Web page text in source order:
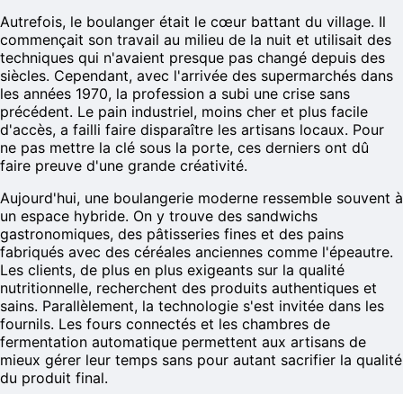
Autrefois, le boulanger était le cœur battant du village. Il
commençait son travail au milieu de la nuit et utilisait des
techniques qui n'avaient presque pas changé depuis des
siècles. Cependant, avec l'arrivée des supermarchés dans
les années 1970, la profession a subi une crise sans
précédent. Le pain industriel, moins cher et plus facile
d'accès, a failli faire disparaître les artisans locaux. Pour
ne pas mettre la clé sous la porte, ces derniers ont dû
faire preuve d'une grande créativité.
Aujourd'hui, une boulangerie moderne ressemble souvent à
un espace hybride. On y trouve des sandwichs
gastronomiques, des pâtisseries fines et des pains
fabriqués avec des céréales anciennes comme l'épeautre.
Les clients, de plus en plus exigeants sur la qualité
nutritionnelle, recherchent des produits authentiques et
sains. Parallèlement, la technologie s'est invitée dans les
fournils. Les fours connectés et les chambres de
fermentation automatique permettent aux artisans de
mieux gérer leur temps sans pour autant sacrifier la qualité
du produit final.